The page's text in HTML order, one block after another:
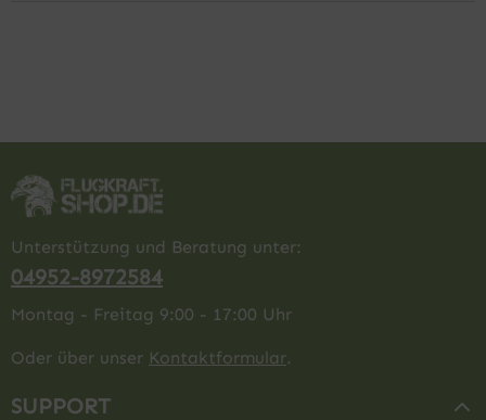
Unterstützung und Beratung unter:
04952-8972584
Montag - Freitag 9:00 - 17:00 Uhr
Oder über unser Kontaktformular.
SUPPORT